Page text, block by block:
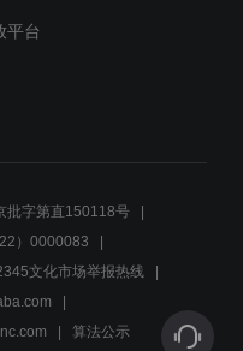
果你是清白的，那就证明
们看
平台
批字第直150118号
）0000083
文化市场举报热线
算法公示